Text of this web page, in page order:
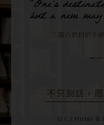
不只到訪，
U.I.J Hotel &